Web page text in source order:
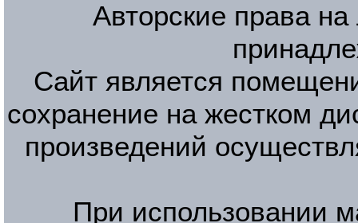
Авторские права
Сайт является
сохранение на жестком
произведений
При использовании